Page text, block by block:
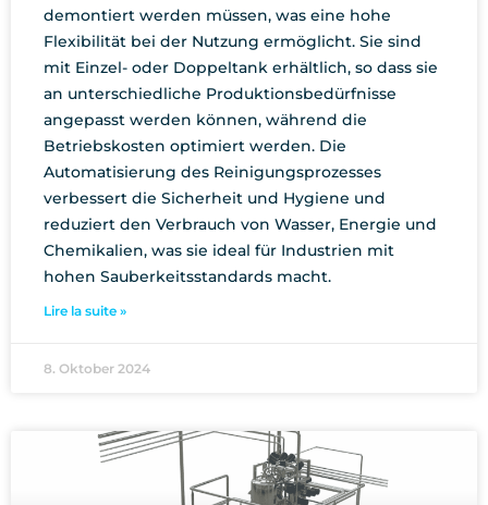
demontiert werden müssen, was eine hohe
Flexibilität bei der Nutzung ermöglicht. Sie sind
mit Einzel- oder Doppeltank erhältlich, so dass sie
an unterschiedliche Produktionsbedürfnisse
angepasst werden können, während die
Betriebskosten optimiert werden. Die
Automatisierung des Reinigungsprozesses
verbessert die Sicherheit und Hygiene und
reduziert den Verbrauch von Wasser, Energie und
Chemikalien, was sie ideal für Industrien mit
hohen Sauberkeitsstandards macht.
Lire la suite »
8. Oktober 2024